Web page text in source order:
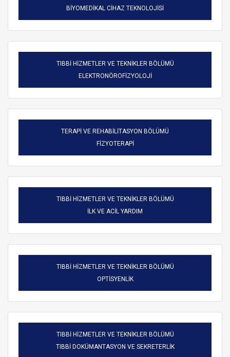
BİYOMEDİKAL CİHAZ TEKNOLOJİSİ
TIBBİ HİZMETLER VE TEKNİKLER BÖLÜMÜ
ELEKTRONÖROFİZYOLOJİ
TERAPİ VE REHABİLİTASYON BÖLÜMÜ
FİZYOTERAPİ
TIBBİ HİZMETLER VE TEKNİKLER BÖLÜMÜ
İLK VE ACİL YARDIM
TIBBİ HİZMETLER VE TEKNİKLER BÖLÜMÜ
OPTİSYENLİK
TIBBİ HİZMETLER VE TEKNİKLER BÖLÜMÜ
TIBBİ DOKÜMANTASYON VE SEKRETERLİK